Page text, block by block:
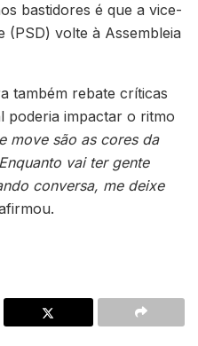
bastidores é que a vice-
(PSD) volte à Assembleia
também rebate críticas
poderia impactar o ritmo
move são as cores da
vai ter gente
conversa, me deixe